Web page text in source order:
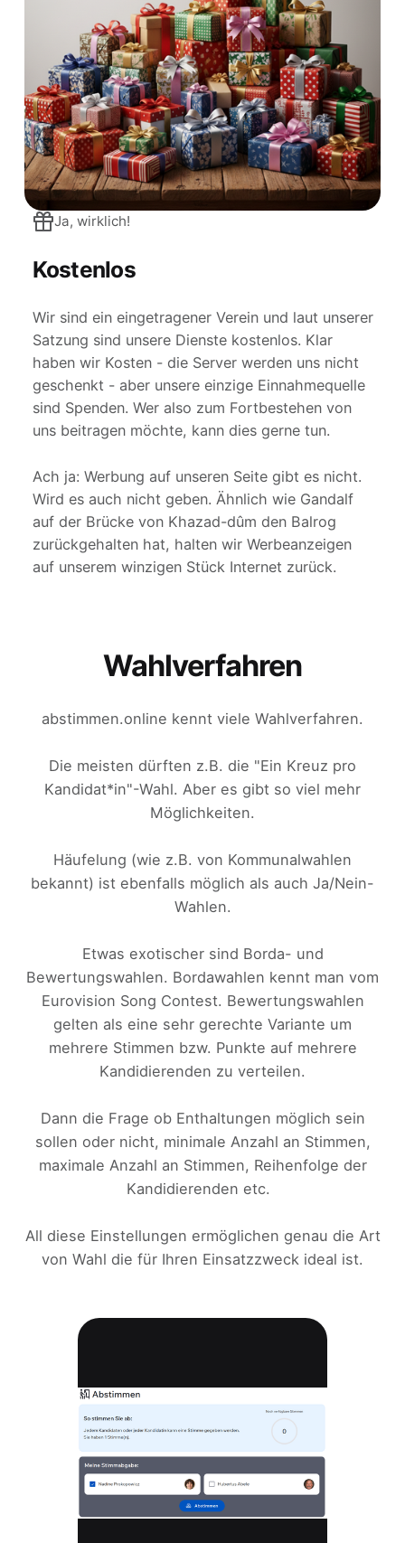
Ja, wirklich!
Kostenlos
Wir sind ein eingetragener Verein und laut unserer
Satzung sind unsere Dienste kostenlos. Klar
haben wir Kosten - die Server werden uns nicht
geschenkt - aber unsere einzige Einnahmequelle
sind Spenden. Wer also zum Fortbestehen von
uns beitragen möchte, kann dies gerne tun.
Ach ja: Werbung auf unseren Seite gibt es nicht.
Wird es auch nicht geben. Ähnlich wie Gandalf
auf der Brücke von Khazad-dûm den Balrog
zurückgehalten hat, halten wir Werbeanzeigen
auf unserem winzigen Stück Internet zurück.
Wahlverfahren
abstimmen.online kennt viele Wahlverfahren.
Die meisten dürften z.B. die "Ein Kreuz pro
Kandidat*in"-Wahl. Aber es gibt so viel mehr
Möglichkeiten.
Häufelung (wie z.B. von Kommunalwahlen
bekannt) ist ebenfalls möglich als auch Ja/Nein-
Wahlen.
Etwas exotischer sind Borda- und
Bewertungswahlen. Bordawahlen kennt man vom
Eurovision Song Contest. Bewertungswahlen
gelten als eine sehr gerechte Variante um
mehrere Stimmen bzw. Punkte auf mehrere
Kandidierenden zu verteilen.
Dann die Frage ob Enthaltungen möglich sein
sollen oder nicht, minimale Anzahl an Stimmen,
maximale Anzahl an Stimmen, Reihenfolge der
Kandidierenden etc.
All diese Einstellungen ermöglichen genau die Art
von Wahl die für Ihren Einsatzzweck ideal ist.